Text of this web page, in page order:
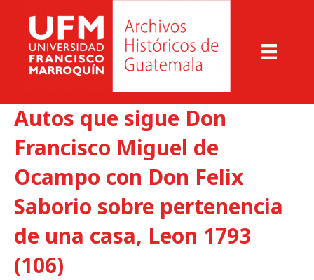
Autos que sigue Don
Francisco Miguel de
Ocampo con Don Felix
Saborio sobre pertenencia
de una casa, Leon 1793
(106)